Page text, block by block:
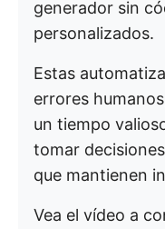
generador sin
personalizados.
Estas
errores
un tiempo
tomar
que mantienen
Vea el vídeo a